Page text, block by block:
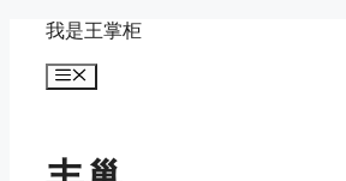
content
我是王掌柜
Menu